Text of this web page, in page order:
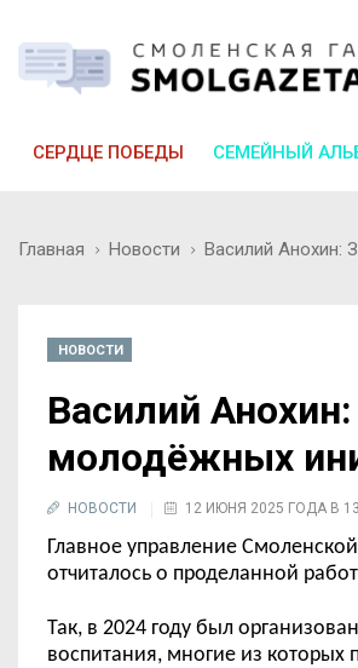
СЕРДЦЕ ПОБЕДЫ СЕМЕЙНЫЙ
Главная Новости Василий Анохин:
НОВОСТИ
Василий
молодёжных
НОВОСТИ 12 ИЮНЯ 2025 ГОДА В
Главное управление
отчиталось о проделанной
Так, в 2024 году был
воспитания, многие из которых